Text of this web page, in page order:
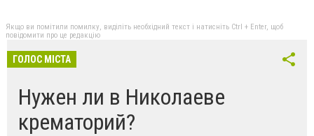
Якщо ви помітили помилку, виділіть необхідний текст і натисніть Ctrl + Enter, щоб
повідомити про це редакцію
ГОЛОС МІСТА
Нужен ли в Николаеве
крематорий?